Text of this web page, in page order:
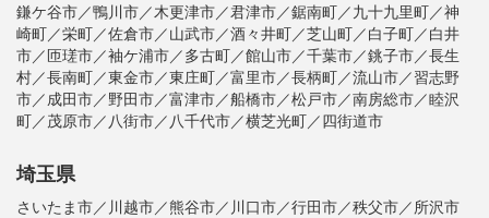
鎌ケ谷市／鴨川市／木更津市／君津市／鋸南町／九十九里町／神
崎町／栄町／佐倉市／山武市／酒々井町／芝山町／白子町／白井
市／匝瑳市／袖ケ浦市／多古町／館山市／千葉市／銚子市／長生
村／長南町／東金市／東庄町／富里市／長柄町／流山市／習志野
市／成田市／野田市／富津市／船橋市／松戸市／南房総市／睦沢
町／茂原市／八街市／八千代市／横芝光町／四街道市
埼玉県
さいたま市／川越市／熊谷市／川口市／行田市／秩父市／所沢市